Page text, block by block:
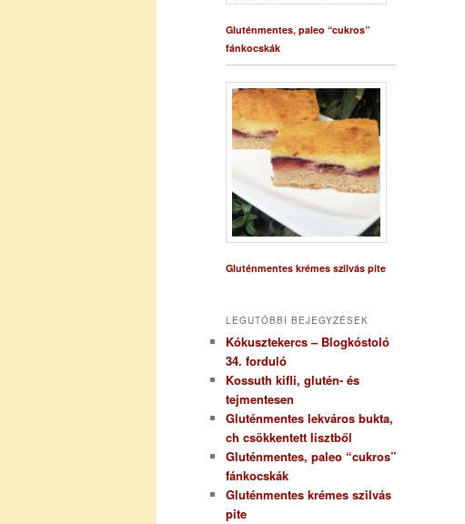
Gluténmentes, paleo “cukros”
fánkocskák
Gluténmentes krémes szilvás pite
LEGUTÓBBI BEJEGYZÉSEK
Kókusztekercs – Blogkóstoló
34. forduló
Kossuth kifli, glutén- és
tejmentesen
Gluténmentes lekváros bukta,
ch csökkentett lisztből
Gluténmentes, paleo “cukros”
fánkocskák
Gluténmentes krémes szilvás
pite